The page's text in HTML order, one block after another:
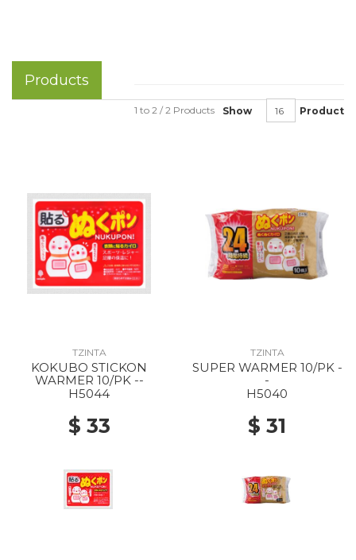
Products
Show Product
1 to 2 / 2 Products
TZINTA
KOKUBO STICKON
WARMER 10/PK --
H5044
$ 33
TZINTA
SUPER WARMER 10/PK -
-
H5040
$ 31